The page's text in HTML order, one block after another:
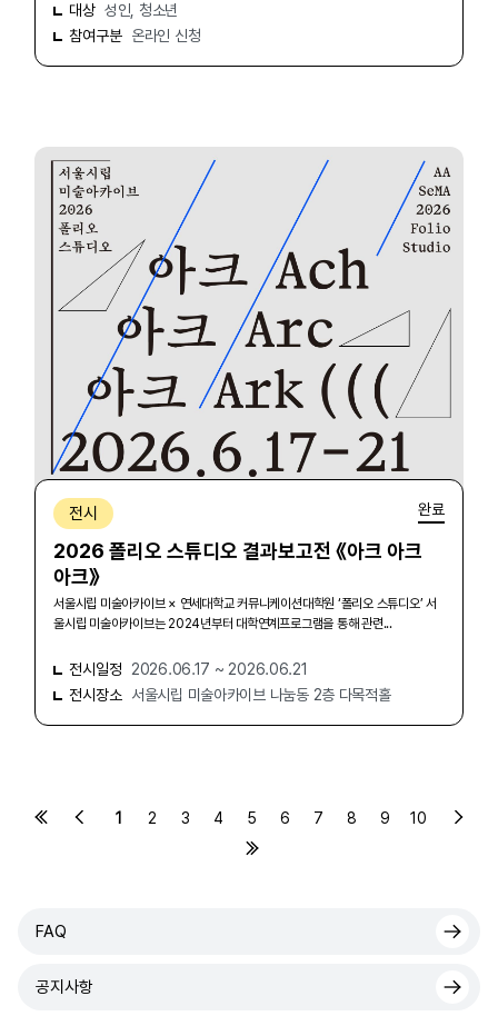
대상 성인, 청소년
참여구분 온라인 신청
전시 완료
2026 폴리오 스튜디오 결과보고전 《아크 아크
아크》
서울시립 미술아카이브 × 연세대학교 커뮤니케이션대학원 ‘폴리오 스튜디오’ 서
울시립 미술아카이브는 2024년부터 대학연계프로그램을 통해 관련...
전시일정
2026.06.17 ~ 2026.06.21
전시장소 서울시립 미술아카이브 나눔동 2층 다목적홀
1 2 3 4 5 6 7 8 9 10
FAQ
공지사항